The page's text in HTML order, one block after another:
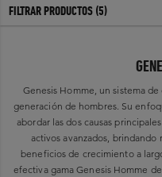
FILTRAR PRODUCTOS (5)
Genesis Homme, un sistema
generación de hombres. Su
abordar las dos causas
activos avanzados,
beneficios de crecimiento a
efectiva gama Genesis Homme